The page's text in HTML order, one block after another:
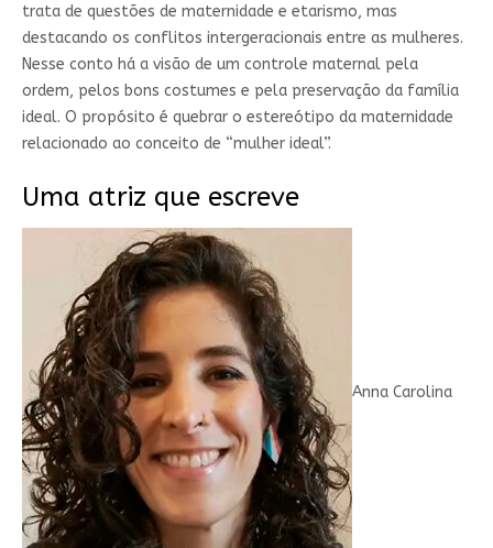
trata de questões de maternidade e etarismo, mas
destacando os conflitos intergeracionais entre as mulheres.
Nesse conto há a visão de um controle maternal pela
ordem, pelos bons costumes e pela preservação da família
ideal. O propósito é quebrar o estereótipo da maternidade
relacionado ao conceito de “mulher ideal”.
Uma atriz que escreve
Anna Carolina